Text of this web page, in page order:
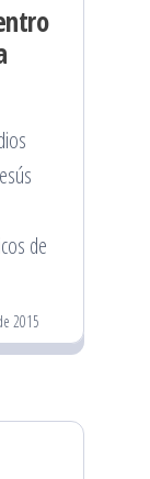
de
2015